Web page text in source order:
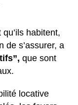
habitent,
de s’assurer, a
que sont
locative